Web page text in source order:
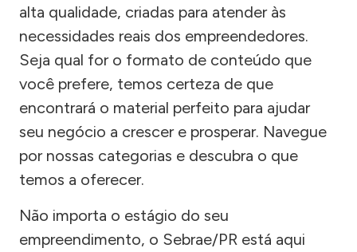
alta qualidade, criadas para atender às
necessidades reais dos empreendedores.
Seja qual for o formato de conteúdo que
você prefere, temos certeza de que
encontrará o material perfeito para ajudar
seu negócio a crescer e prosperar. Navegue
por nossas categorias e descubra o que
temos a oferecer.
Não importa o estágio do seu
empreendimento, o Sebrae/PR está aqui